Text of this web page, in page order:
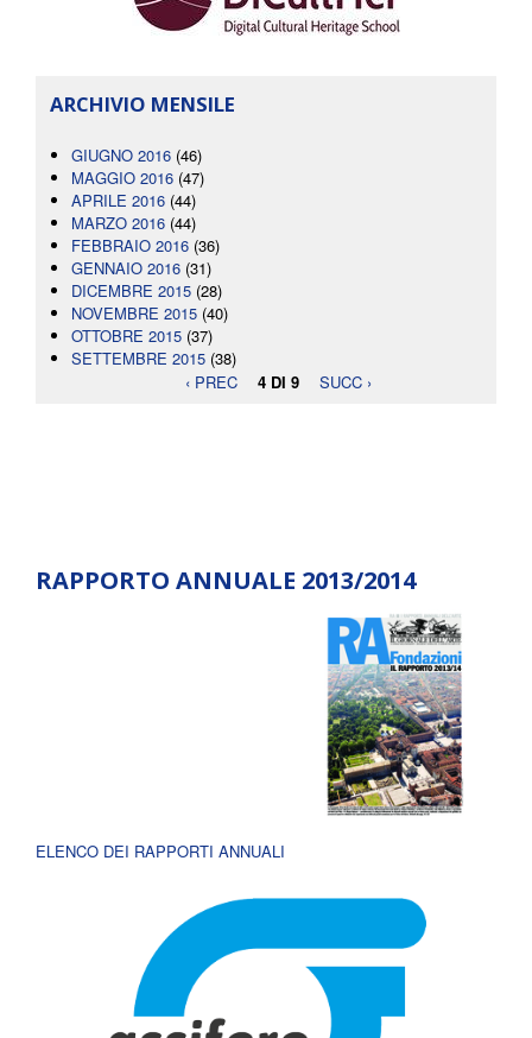
ARCHIVIO MENSILE
GIUGNO 2016 (46)
MAGGIO 2016 (47)
APRILE 2016 (44)
MARZO 2016 (44)
FEBBRAIO 2016 (36)
GENNAIO 2016 (31)
DICEMBRE 2015 (28)
NOVEMBRE 2015 (40)
OTTOBRE 2015 (37)
SETTEMBRE 2015 (38)
‹ PREC
4 DI 9 SUCC ›
RAPPORTO ANNUALE 2013/2014
ELENCO DEI RAPPORTI ANNUALI